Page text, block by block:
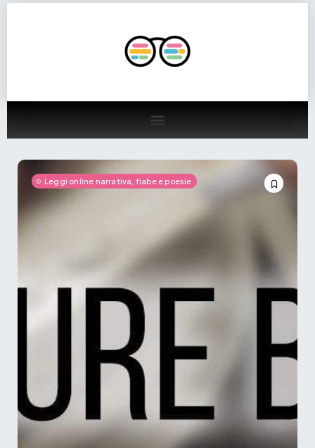
Leggi online narrativa, fiabe e poesie